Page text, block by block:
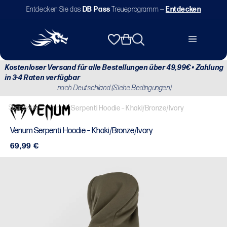
zumEntdecken Sie das DB PassTreueprogramm — Entdecken
Warenkorb
Kostenloser Versand für alle Bestellungen über 49,99€ • Zahlung
in 3-4 Raten verfügbar
nach Deutschland (Siehe Bedingungen)
Startseite / Venum Serpenti Hoodie – Khaki/Bronze/Ivory
Venum Serpenti Hoodie – Khaki/Bronze/Ivory
Normaler
69,99 €